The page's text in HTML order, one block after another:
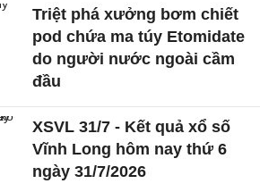
Triệt phá xưởng bơm chiết
pod chứa ma túy Etomidate
do người nước ngoài cầm
đầu
XSVL 31/7 - Kết quả xổ số
Vĩnh Long hôm nay thứ 6
ngày 31/7/2026